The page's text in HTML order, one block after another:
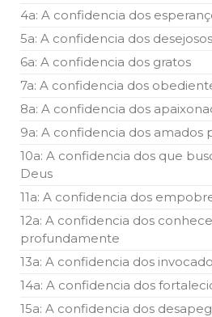
4a: A confidencia dos
5a: A confidencia dos desejosos
6a: A confidencia dos gratos
7a: A confidencia dos
8a: A confidencia dos
9a: A confidencia dos amados
10a: A confidencia dos que
Deus
11a: A confidencia dos
12a: A confidencia dos
profundamente
13a: A confidencia dos
14a: A confidencia dos
15a: A confidencia dos